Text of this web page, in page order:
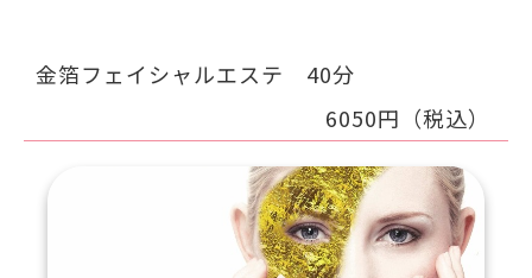
金箔フェイシャルエステ 40分
6050円（税込）